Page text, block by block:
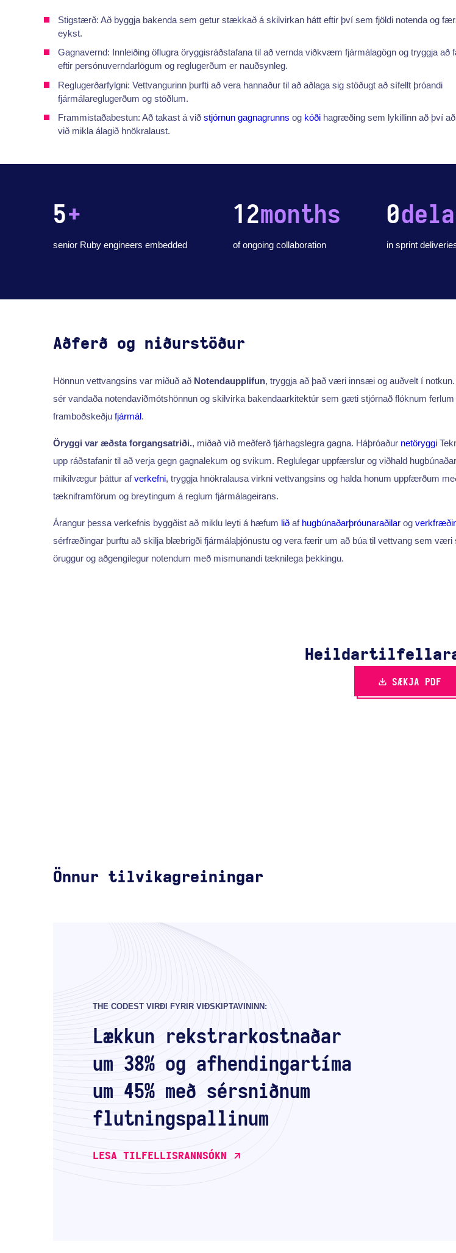
Stigstærð: Að byggja bakenda sem getur stækkað á skilvirkan hátt eftir því sem fjöldi notenda og
eykst.
Gagnavernd: Innleiðing öflugra öryggisráðstafana til að vernda viðkvæm fjármálagögn og tryggja að
eftir persónuverndarlögum og reglugerðum er nauðsynleg.
Reglugerðarfylgni: Vettvangurinn þurfti að vera hannaður til að aðlaga sig stöðugt að sífellt þróandi
fjármálareglugerðum og stöðlum.
Frammistaðabestun: Að takast á viðstjórnun gagnagrunns og kóði hagræðing sem lykillinn að því
við mikla álagið hnökralaust.
5+
senior Ruby engineers embedded
12months
of ongoing collaboration
0
in sprint
Aðferð og niðurstöður
Hönnun vettvangsins var miðuð að Notendaupplifun, tryggja að það væri innsæi og auðvelt í
sér vandaða notendaviðmótshönnun og skilvirka bakendaarkitektúr sem gæti stjórnað flóknum
framboðskeðju fjármál.
Öryggi var æðsta forgangsatriði., miðað við meðferð fjárhagslegra gagna. Háþróaður netöryggi
upp ráðstafanir til að verja gegn gagnalekum og svikum. Reglulegar uppfærslur og viðhald
mikilvægur þáttur afverkefni, tryggja hnökralausa virkni vettvangsins og halda honum uppfærðum
tækniframförum og breytingum á reglum fjármálageirans.
Árangur þessa verkefnis byggðist að miklu leyti á hæfum liðaf hugbúnaðarþróunaraðilarog
sérfræðingar þurftu að skilja blæbrigði fjármálaþjónustu og vera færir um að búa til vettvang sem væri
öruggur og aðgengilegur notendum með mismunandi tæknilega þekkingu.
SÆKJA PDF
Önnur tilvikagreiningar
THE CODEST VIRÐI FYRIR VIÐSKIPTAVININN:
Lækkun rekstrarkostnaðar
um 38% og afhendingartíma
um 45% með sérsniðnum
flutningspallinum
LESA TILFELLISRANNSÓKN